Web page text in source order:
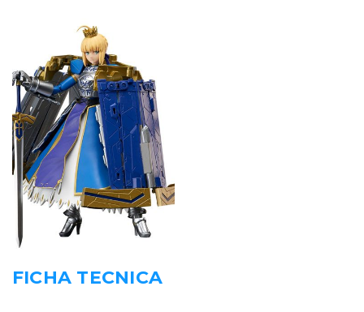
FICHA TECNICA